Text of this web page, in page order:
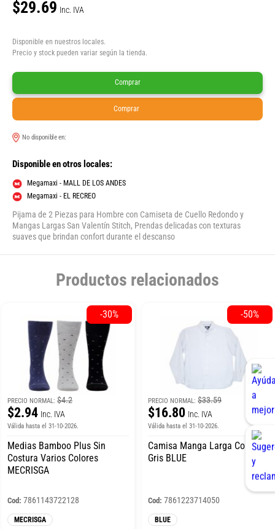
$29.69 Inc. IVA
Disponible en nuestros locales.
Precio y stock pueden variar según la tienda.
Comprar
Comprar
No disponible en:
Disponible en otros locales:
Megamaxi - MALL DE LOS ANDES
Megamaxi - EL RECREO
Pijama de 2 Piezas para Hombre con Camiseta de Cuello Redondo y
Mangas Largas San Valentín Stitch, Prendas delicadas con texturas
suaves que brindan confort durante el descanso
Productos relacionados
PRECIO NORMAL:$4.2
$2.94 Inc. IVA
Válida hasta el 31-10-2026.
Medias Bamboo Plus Sin
Costura Varios Colores
MECRISGA
Cod: 7861143722128
MECRISGA
-30%
PRECIO NORMAL:$33.59
$16.80 Inc. IVA
Válida hasta el 31-10-2026.
Camisa Manga Larga Confort
Gris BLUE
Cod: 7861223714050
BLUE
-50%